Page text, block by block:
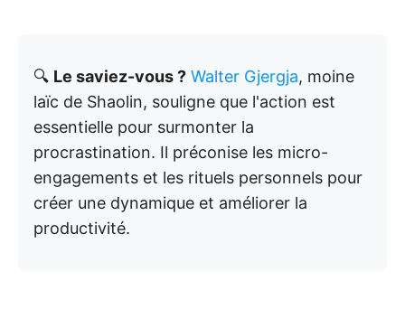
🔍 Le saviez-vous ? Walter Gjergja, moine
laïc de Shaolin, souligne que l'action est
essentielle pour surmonter la
procrastination. Il préconise les micro-
engagements et les rituels personnels pour
créer une dynamique et améliorer la
productivité.